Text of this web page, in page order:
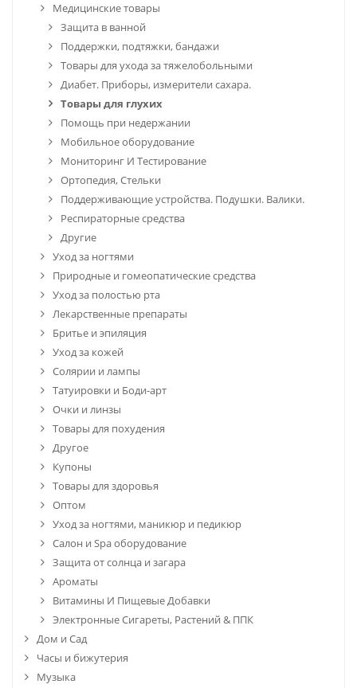
Медицинские товары
Защита в ванной
Поддержки, подтяжки, бандажи
Товары для ухода за тяжелобольными
Диабет. Приборы, измерители сахара.
Товары для глухих
Помощь при недержании
Мобильное оборудование
Мониторинг И Тестирование
Ортопедия, Стельки
Поддерживающие устройства. Подушки. Валики.
Респираторные средства
Другие
Уход за ногтями
Природные и гомеопатические средства
Уход за полостью рта
Лекарственные препараты
Бритье и эпиляция
Уход за кожей
Солярии и лампы
Татуировки и Боди-арт
Очки и линзы
Товары для похудения
Другое
Купоны
Товары для здоровья
Оптом
Уход за ногтями, маникюр и педикюр
Салон и Spa оборудование
Защита от солнца и загара
Ароматы
Витамины И Пищевые Добавки
Электронные Сигареты, Растений & ППК
Дом и Сад
Часы и бижутерия
Музыка